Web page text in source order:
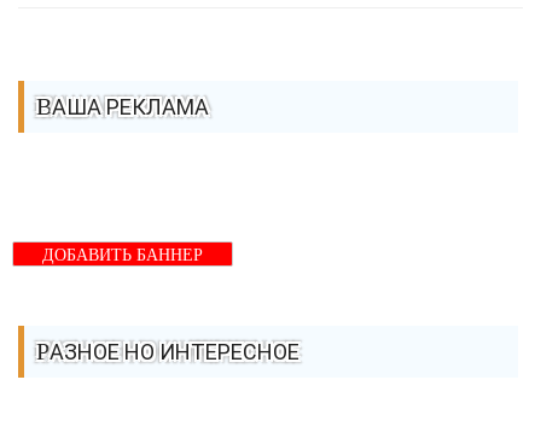
ВАША РЕКЛАМА
ДОБАВИТЬ БАННЕР
РАЗНОЕ НО ИНТЕРЕСНОЕ